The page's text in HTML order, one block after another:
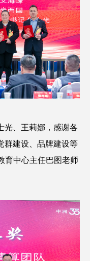
光、王莉娜，感谢各
群建设、品牌建设等
育中心主任巴图老师